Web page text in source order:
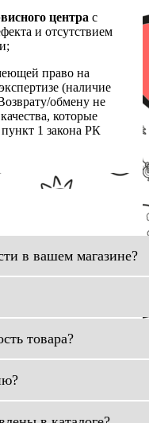
центра с
и отсутствием
право на
(наличие
обмену не
которые
1 закона РК
в вашем магазине?
товара?